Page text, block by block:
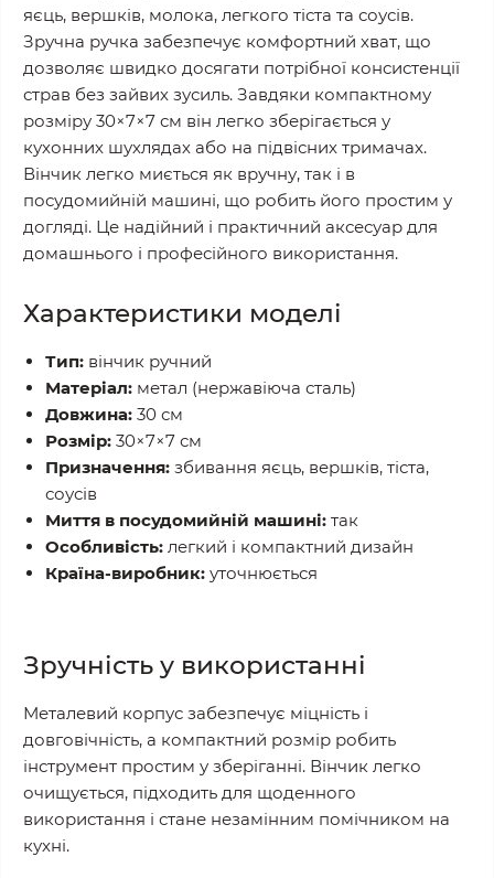
яєць, вершків, молока, легкого тіста та соусів.
Зручна ручка забезпечує комфортний хват, що
дозволяє швидко досягати потрібної консистенції
страв без зайвих зусиль. Завдяки компактному
розміру 30×7×7 см він легко зберігається у
кухонних шухлядах або на підвісних тримачах.
Вінчик легко миється як вручну, так і в
посудомийній машині, що робить його простим у
догляді. Це надійний і практичний аксесуар для
домашнього і професійного використання.
Характеристики моделі
Тип: вінчик ручний
Матеріал: метал (нержавіюча сталь)
Довжина: 30 см
Розмір: 30×7×7 см
Призначення: збивання яєць, вершків, тіста,
соусів
Миття в посудомийній машині: так
Особливість: легкий і компактний дизайн
Країна-виробник: уточнюється
Зручність у використанні
Металевий корпус забезпечує міцність і
довговічність, а компактний розмір робить
інструмент простим у зберіганні. Вінчик легко
очищується, підходить для щоденного
використання і стане незамінним помічником на
кухні.